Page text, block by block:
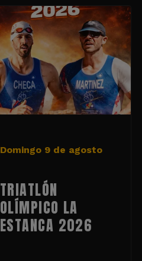
Domingo 9 de agosto
TRIATLÓN
OLÍMPICO LA
ESTANCA 2026